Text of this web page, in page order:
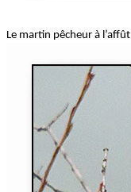
Le martin pêcheur à l’affût